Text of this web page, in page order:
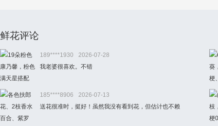
鲜花评论
189****1930
2026-07-28
我老婆很喜欢。不错
185****8906
2026-07-13
送花很准时，挺好！虽然我没有看到花，但估计也不赖